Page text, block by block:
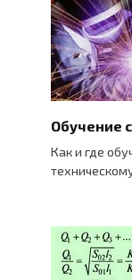
Обучение
Как и где